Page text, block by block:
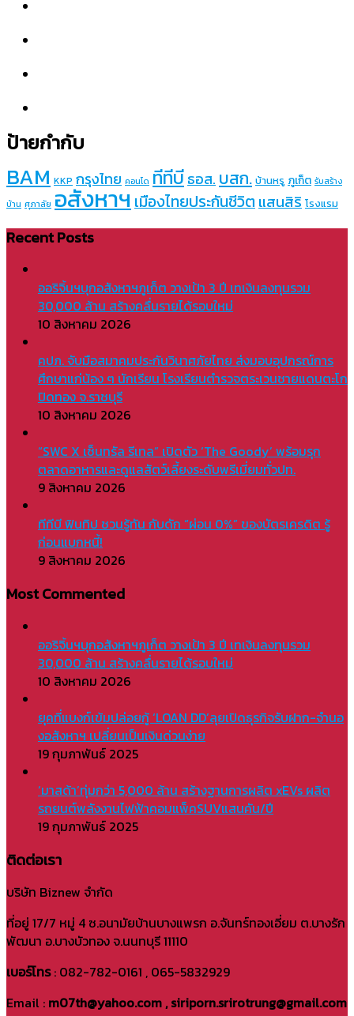
ป้ายกำกับ
BAM KKP กรุงไทย คอนโด ทีทีบีธอส. บสก. บ้านหรู ภูเก็ต รับสร้าง
บ้าน ศุภาลัย อสังหาฯเมืองไทยประกันชีวิต แสนสิริ โรงแรม
Recent Posts
ออริจิ้นฯบุกอสังหาฯภูเก็ต วางเป้า 3 ปี เทเงินลงทุนรวม
30,000 ล้าน สร้างคลื่นรายได้รอบใหม่
10 สิงหาคม 2026
คปภ. จับมือสมาคมประกันวินาศภัยไทย ส่งมอบอุปกรณ์การ
ศึกษาแก่น้อง ๆ นักเรียน โรงเรียนตำรวจตระเวนชายแดนตะโก
ปิดทอง จ.ราชบุรี
10 สิงหาคม 2026
“SWC X เซ็นทรัล รีเทล” เปิดตัว ‘The Goody’ พร้อมรุก
ตลาดอาหารและดูแลสัตว์เลี้ยงระดับพรีเมี่ยมทั่วปท.
9 สิงหาคม 2026
ทีทีบี ฟินทิป ชวนรู้ทัน กับดัก “ผ่อน 0%” ของบัตรเครดิต รู้
ก่อนแบกหนี้!
9 สิงหาคม 2026
Most Commented
ออริจิ้นฯบุกอสังหาฯภูเก็ต วางเป้า 3 ปี เทเงินลงทุนรวม
30,000 ล้าน สร้างคลื่นรายได้รอบใหม่
10 สิงหาคม 2026
ยุคที่แบงก์เข้มปล่อยกู้ ‘LOAN DD’ลุยเปิดธุรกิจรับฝาก-จำนอ
งอสังหาฯ เปลี่ยนเป็นเงินด่วนง่าย
19 กุมภาพันธ์ 2025
‘มาสด้า’ทุ่มกว่า 5,000 ล้าน สร้างฐานการผลิต xEVs ผลิต
รถยนต์พลังงานไฟฟ้าคอมแพ็คSUVแสนคัน/ปี
19 กุมภาพันธ์ 2025
ติดต่อเรา
บริษัท Biznew จำกัด
ที่อยู่ 17/7 หมู่ 4 ซ.อนามัยบ้านบางแพรก อ.จันทร์ทองเอี่ยม ต.บางรัก
พัฒนา อ.บางบัวทอง จ.นนทบุรี 11110
เบอร์โทร: 082-782-0161 , 065-5832929
Email : m07th@yahoo.com , siriporn.srirotrung@gmail.com